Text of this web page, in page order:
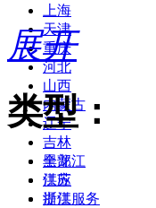
上海
天津
重庆
河北
山西
内蒙古
辽宁
吉林
黑龙江
江苏
浙江
展开
类型：
全部
供应
提供服务